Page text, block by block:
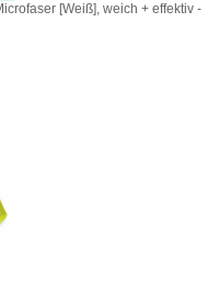
[Weiß], weich + effektiv -